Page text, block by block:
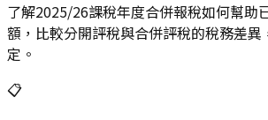
了解2025/26課稅年度合併報稅如何幫助
額，比較分開評稅與合併評稅的稅務差異
定。
📋